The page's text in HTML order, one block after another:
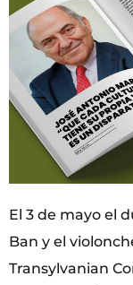
El 3 de mayo el
Ban y el
Transylvanian